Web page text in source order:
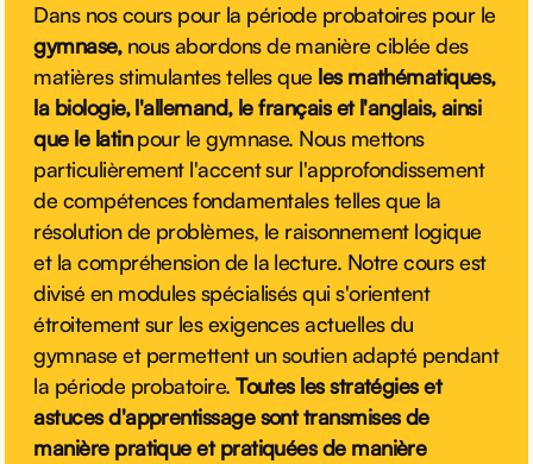
Dans nos cours pour la période probatoires pour le
gymnase,nous abordons de manière ciblée des
matières stimulantes telles que les mathématiques,
la biologie, l'allemand, le français et l'anglais, ainsi
que le latinpour le gymnase. Nous mettons
particulièrement l'accent sur l'approfondissement
de compétences fondamentales telles que la
résolution de problèmes, le raisonnement logique
et la compréhension de la lecture. Notre cours est
divisé en modules spécialisés qui s'orientent
étroitement sur les exigences actuelles du
gymnase et permettent un soutien adapté pendant
la période probatoire.Toutes les stratégies et
astuces d'apprentissage sont transmises de
manière pratique et pratiquées de manière